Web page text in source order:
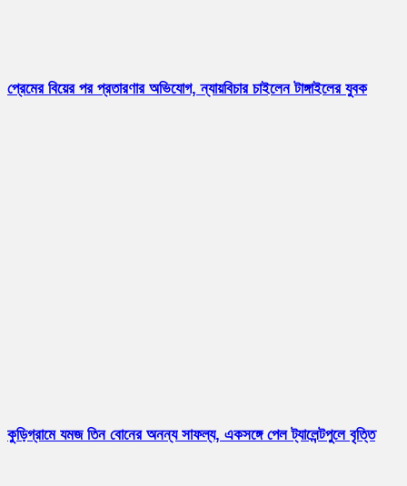
প্রেমের বিয়ের পর প্রতারণার অভিযোগ, ন্যায়বিচার চাইলেন টাঙ্গাইলের যুবক
কুড়িগ্রামে যমজ তিন বোনের অনন্য সাফল্য, একসঙ্গে পেল ট্যালেন্টপুলে বৃত্তি